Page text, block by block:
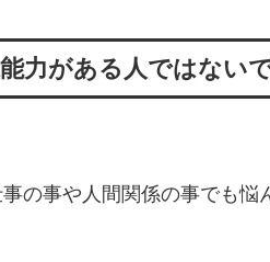
力がある人ではない
の事や人間関係の事でも悩